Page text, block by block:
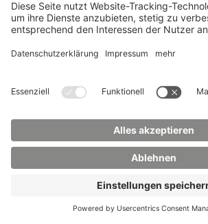
Alle StudiengängeDatenschutz
TransparenzgesetzKontakt